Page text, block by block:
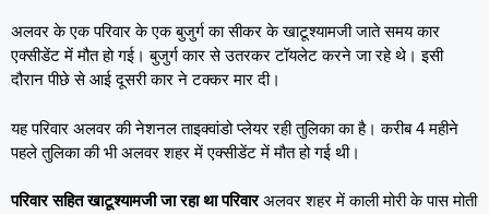
अलवर के एक परिवार के एक बुजुर्ग का सीकर के खाटूश्यामजी जाते समय कार
एक्सीडेंट में मौत हाे गई। बुजुर्ग कार से उतरकर टॉयलेट करने जा रहे थे। इसी
दौरान पीछे से आई दूसरी कार ने टक्कर मार दी।
यह परिवार अलवर की नेशनल ताइक्वांडो प्लेयर रही तुलिका का है। करीब 4 महीने
पहले तुलिका की भी अलवर शहर में एक्सीडेंट में मौत हो गई थी।
परिवार सहित खाटूश्यामजी जा रहा था परिवारअलवर शहर में काली मोरी के पास मोती